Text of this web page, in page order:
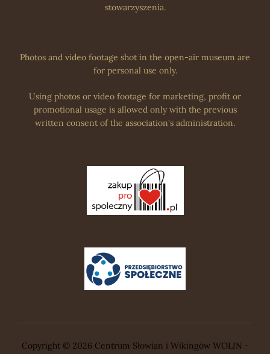
stowarzyszenia.
Photos and video footage shot in the open-air museum are
for personal use only.
Using photos or video footage for marketing, profit or
promotional usage is allowed only with the previous
written consent of the association's administration.
Copyright © 2026 Centrum Słowian i Wikingów WOLIN -